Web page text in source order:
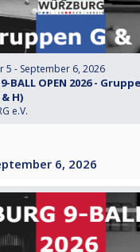
5 - September 6, 2026
BALL OPEN 2026 -
H)
e.V.
6, 2026